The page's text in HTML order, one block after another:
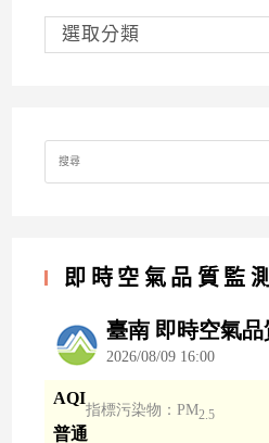
分
類選取分類
Search
for:
即時空氣品質監測